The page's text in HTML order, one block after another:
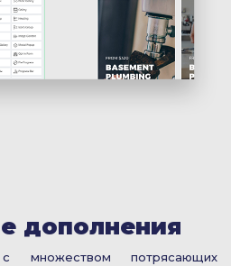
дополнения
множеством потрясающих